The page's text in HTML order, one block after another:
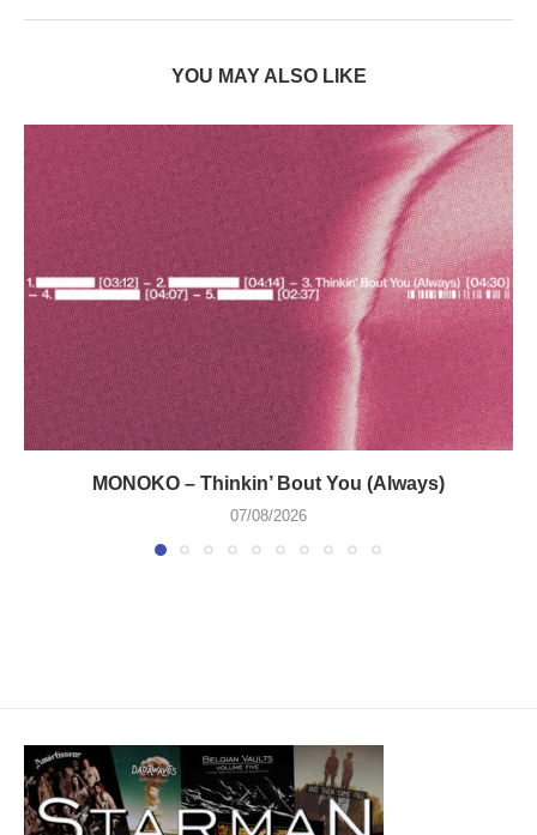
YOU MAY ALSO LIKE
MONOKO – Thinkin’ Bout You (Always)
07/08/2026